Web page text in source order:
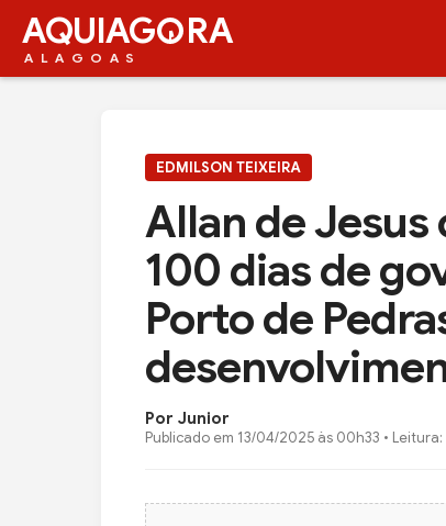
AQUIAG RA
ALAGOAS
EDMILSON TEIXEIRA
Allan de
100 dias de
Porto de
Por Junior
Publicado em 13/04/2025 às 00h33 •